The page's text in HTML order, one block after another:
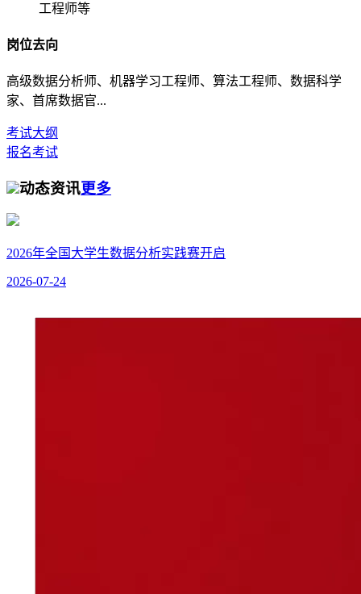
工程师等
岗位去向
高级数据分析师、机器学习工程师、算法工程师、数据科学
家、首席数据官...
考试大纲
报名考试
动态资讯更多
2026年全国大学生数据分析实践赛开启
2026-07-24